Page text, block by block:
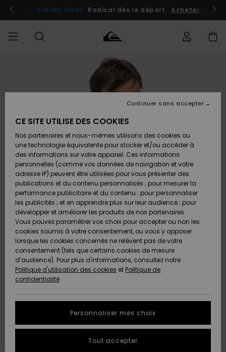
l'information
le
Se connecter / s'inscrire
YOUNG GUNS Radical dès le départ. Acheter
Vêtements
Chaussures
& Tongs
Surf
Snow
Nouveautés
A
Découvrir
Vêtements
Chaussures
& Tongs
Surf
Snow
Nouveautés
A
Découvrir
FEMME
Shop
A
Découvrir
Snow
SURF
Shop
Homme
Surf
Shop
Enfant
Highlights
Communauté
SNOW
Snow
Shop
Homme
Snow
Shop
Enfant
Snow
Shop
Femme
A
Découvrir
Communauté
OUTLET
Outlet
Homme
Enfant
Outlet
Femme
AIDE &
CONTACT
Accéder à
commande
Retours
Paiement
Carte
Cadeau
Quiksilver
Freedom
Protection
des
tailles
MAGASINS
QUIKSILVER
CE SITE UTILISE DES COOKIES
Nos partenaires et nous-mêmes utilisons des cookies ou
une technologie équivalente pour stocker et/ou accéder à
des informations sur votre appareil. Ces informations
personnelles (comme vos données de navigation et votre
adresse IP) peuvent être utilisées pour vous présenter des
publications et du contenu personnalisés ; pour mesurer la
performance publicitaire et du contenu ; pour personnaliser
les publicités ; et en apprendre plus sur leur audience ; pour
développer et améliorer les produits de nos partenaires.
Vous pouvez paramétrer vos choix pour accepter ou non les
cookies soumis à votre consentement, ou vous y opposer
lorsque les cookies concernés ne relèvent pas de votre
consentement (tels que certains cookies de mesure
d’audience). Pour plus d'informations, consultez notre :
Politique d'utilisation des cookies et Politique de
confidentialité
Personnaliser mes choix
Continuer sans accepter
Tout accepter